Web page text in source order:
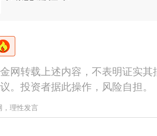
网转载上述内容，不表明证实
。投资者据此操作，风险自担。
，理性发言